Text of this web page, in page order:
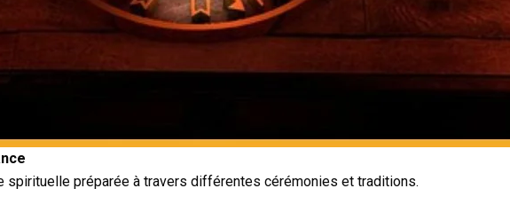
spirituelle préparée à travers différentes cérémonies et traditions.